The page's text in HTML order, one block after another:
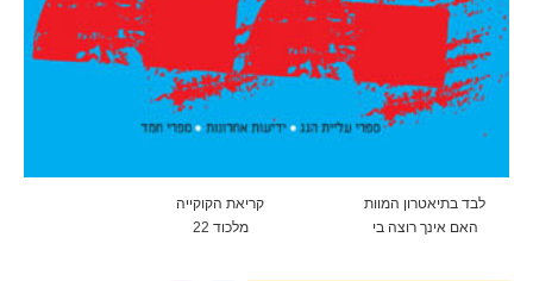
לבד בתיאטרון המוות
קריאת הקוקייה
האם אינך רוצה בי
מלכוד 22